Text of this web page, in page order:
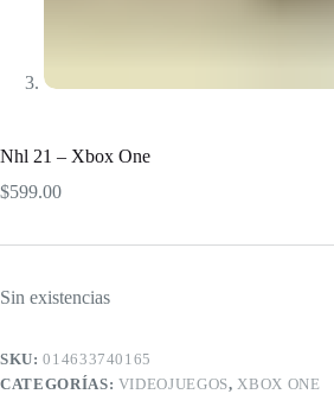
Nhl 21 – Xbox One
$599.00
Sin existencias
SKU:014633740165
CATEGORÍAS: VIDEOJUEGOS, XBOX ONE